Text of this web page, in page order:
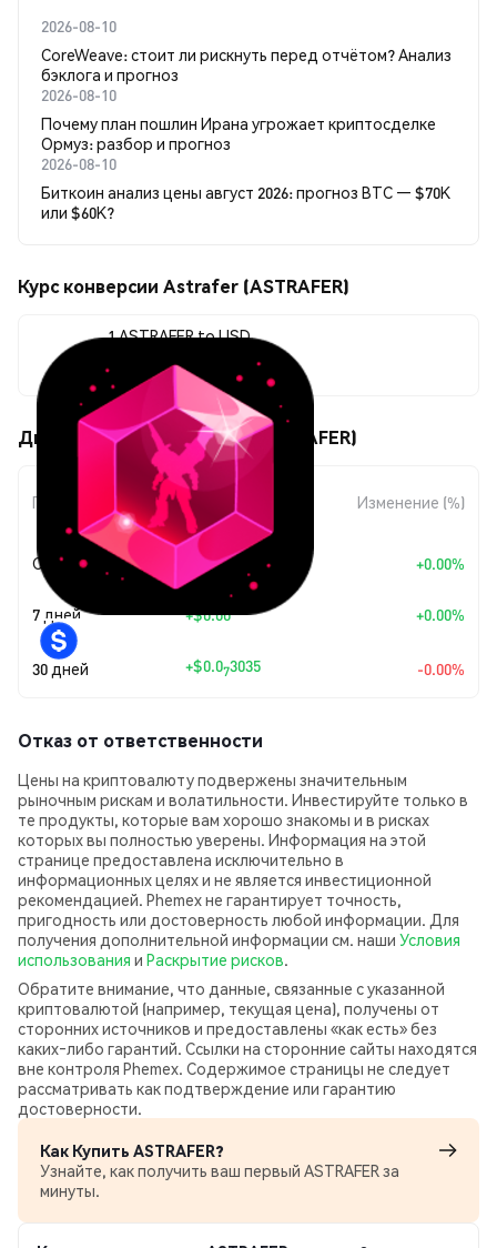
2026-08-10
CoreWeave: стоит ли рискнуть перед отчётом? Анализ
бэклога и прогноз
2026-08-10
Почему план пошлин Ирана угрожает криптосделке
Ормуз: разбор и прогноз
2026-08-10
Биткоин анализ цены август 2026: прогноз BTC — $70K
или $60K?
Курс конверсии Astrafer (ASTRAFER)
1 ASTRAFER to USD
$0.00751722
Движения цены Astrafer (ASTRAFER)
Период
Изменение
суммы
Изменение (%)
Сегодня $0.00 +0.00%
7 дней +$0.00 +0.00%
30 дней +$0.073035 -0.00%
Отказ от ответственности
Цены на криптовалюту подвержены значительным
рыночным рискам и волатильности. Инвестируйте только в
те продукты, которые вам хорошо знакомы и в рисках
которых вы полностью уверены. Информация на этой
странице предоставлена исключительно в
информационных целях и не является инвестиционной
рекомендацией. Phemex не гарантирует точность,
пригодность или достоверность любой информации. Для
получения дополнительной информации см. наши Условия
использования и Раскрытие рисков.
Обратите внимание, что данные, связанные с указанной
криптовалютой (например, текущая цена), получены от
сторонних источников и предоставлены «как есть» без
каких‑либо гарантий. Ссылки на сторонние сайты находятся
вне контроля Phemex. Содержимое страницы не следует
рассматривать как подтверждение или гарантию
достоверности.
Как Купить ASTRAFER?
Узнайте, как получить ваш первый ASTRAFER за
минуты.